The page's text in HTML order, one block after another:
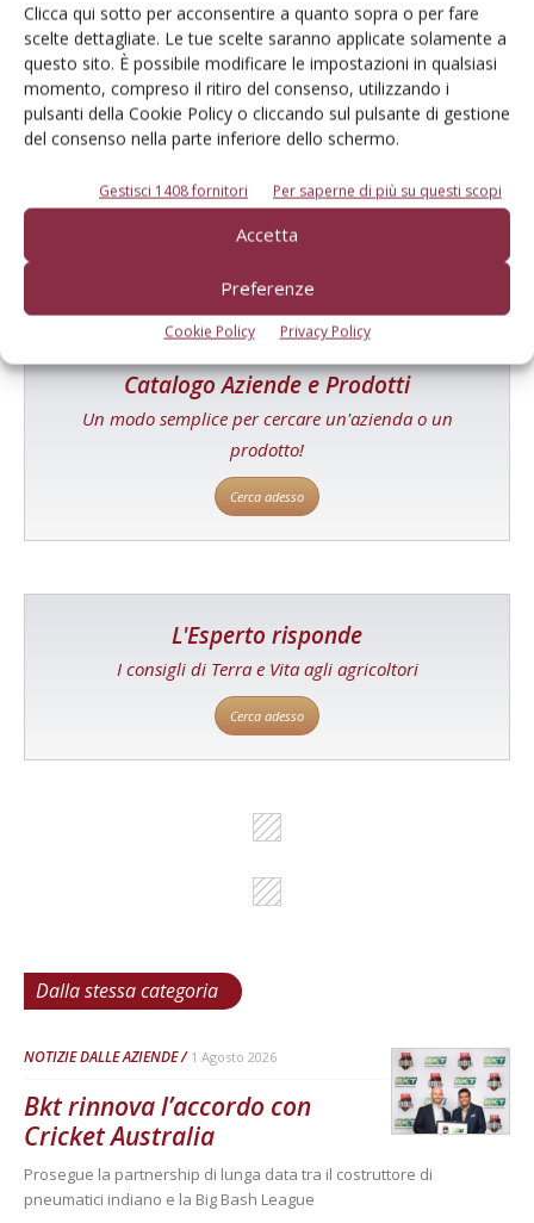
Clicca qui sotto per acconsentire a quanto sopra o per fare
scelte dettagliate. Le tue scelte saranno applicate solamente a
questo sito. È possibile modificare le impostazioni in qualsiasi
momento, compreso il ritiro del consenso, utilizzando i
pulsanti della Cookie Policy o cliccando sul pulsante di gestione
del consenso nella parte inferiore dello schermo.
Gestisci 1408 fornitori Per saperne di più su questi scopi
Accetta
Preferenze
Cookie Policy Privacy Policy
E-magazine
Catalogo Aziende e Prodotti
Un modo semplice per cercare un'azienda o un
prodotto!
Cerca adesso
L'Esperto risponde
I consigli di Terra e Vita agli agricoltori
Cerca adesso
Dalla stessa categoria
NOTIZIE DALLE AZIENDE 1 Agosto 2026
Bkt rinnova l’accordo con
Cricket Australia
Prosegue la partnership di lunga data tra il costruttore di
pneumatici indiano e la Big Bash League